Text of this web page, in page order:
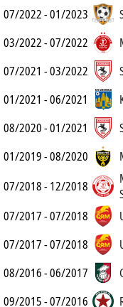
07/2022 - 01/2023
03/2022 - 07/2022
07/2021 - 03/2022
01/2021 - 06/2021
08/2020 - 01/2021
01/2019 - 08/2020
07/2018 - 12/2018
07/2017 - 07/2018
07/2017 - 07/2018
08/2016 - 06/2017
09/2015 - 07/2016